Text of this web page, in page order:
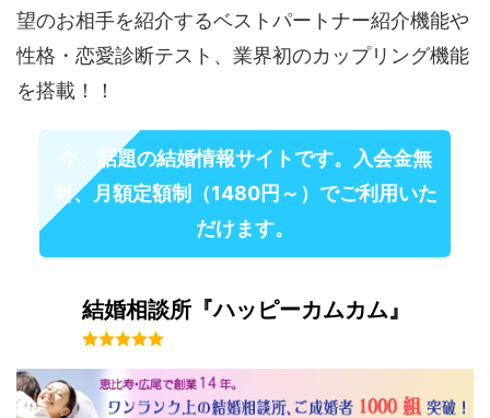
望のお相手を紹介するベストパートナー紹介機能や
性格・恋愛診断テスト、業界初のカップリング機能
を搭載！！
今、話題の結婚情報サイトです。入会金無
料、月額定額制（1480円～）でご利用いた
だけます。
結婚相談所『ハッピーカムカム』